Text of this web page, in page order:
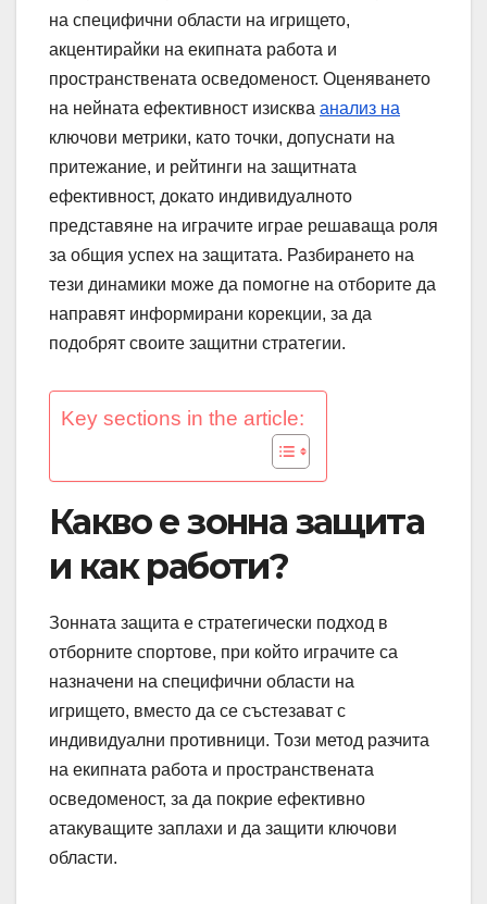
на специфични области на игрището,
акцентирайки на екипната работа и
пространствената осведоменост. Оценяването
на нейната ефективност изисква анализ на
ключови метрики, като точки, допуснати на
притежание, и рейтинги на защитната
ефективност, докато индивидуалното
представяне на играчите играе решаваща роля
за общия успех на защитата. Разбирането на
тези динамики може да помогне на отборите да
направят информирани корекции, за да
подобрят своите защитни стратегии.
Key sections in the article:
Какво е зонна защита
и как работи?
Зонната защита е стратегически подход в
отборните спортове, при който играчите са
назначени на специфични области на
игрището, вместо да се състезават с
индивидуални противници. Този метод разчита
на екипната работа и пространствената
осведоменост, за да покрие ефективно
атакуващите заплахи и да защити ключови
области.